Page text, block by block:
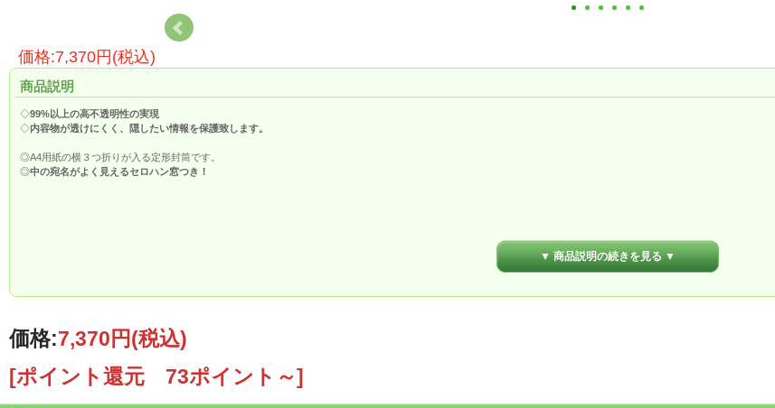
価格:7,370円(税込)
商品説明
◇99%以上の高不透明性の実現
◇内容物が透けにくく、隠したい情報を保護致します。
◎A4用紙の横３つ折りが入る定形封筒です。
◎中の宛名がよく見えるセロハン窓つき！
当店では対応しかねますので予めご了承ください。
▼ 商品説明の続きを見る ▼
価格:7,370円(税込)
[ポイント還元 73ポイント～]